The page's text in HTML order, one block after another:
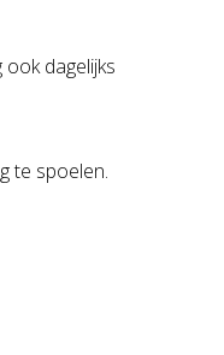
dagelijks
te spoelen.